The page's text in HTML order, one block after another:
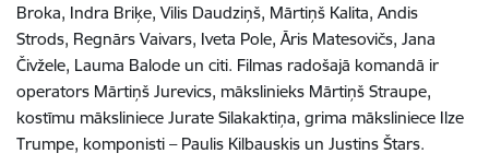
Broka, Indra Briķe, Vilis Daudziņš, Mārtiņš Kalita, Andis
Strods, Regnārs Vaivars, Iveta Pole, Āris Matesovičs, Jana
Čivžele, Lauma Balode un citi. Filmas radošajā komandā ir
operators Mārtiņš Jurevics, mākslinieks Mārtiņš Straupe,
kostīmu māksliniece Jurate Silakaktiņa, grima māksliniece Ilze
Trumpe, komponisti – Paulis Kilbauskis un Justins Štars.